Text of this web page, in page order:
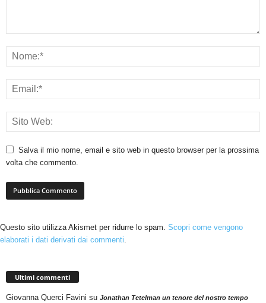
Salva il mio nome, email e sito web in questo browser per la prossima
volta che commento.
Questo sito utilizza Akismet per ridurre lo spam. Scopri come vengono
elaborati i dati derivati dai commenti.
Ultimi commenti
Giovanna Querci Favini su Jonathan Tetelman un tenore del nostro tempo